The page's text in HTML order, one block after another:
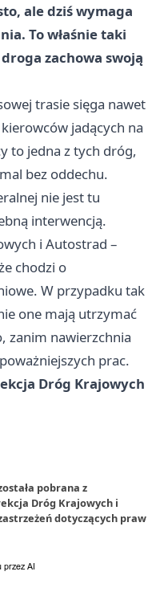
ale dziś wymaga
To właśnie taki
zachowa swoją
trasie sięga nawet
jadących na
to jedna z tych dróg,
bez oddechu.
nie jest tu
interwencją.
i Autostrad –
chodzi o
W przypadku tak
one mają utrzymać
zanim nawierzchnia
prac.
Dróg Krajowych
pobrana z
Dróg Krajowych i
dotyczących praw